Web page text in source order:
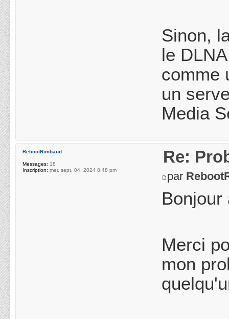
Sinon,
le
comme
un
Media
Re:
par
Bonjour
Merci
mon
RebootRimbaud
Messages: 18
Inscription: mer. sept. 04, 2024 8:48 pm